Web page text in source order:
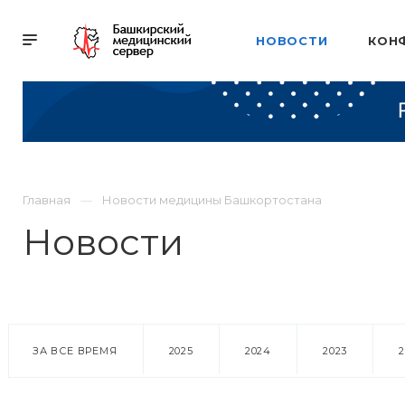
НОВОСТИ
Главная Новости медицины Башкортостана
Новости
ЗА ВСЕ ВРЕМЯ 2025 2024 2023